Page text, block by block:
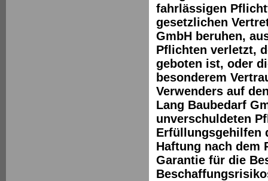
fahrlässigen
gesetzlichen
GmbH beruhen,
Pflichten verletzt,
geboten ist, oder
besonderem
Verwenders auf
Lang Baubedarf
unverschuldeten
Erfüllungsgehilfen
Haftung nach dem
Garantie für die